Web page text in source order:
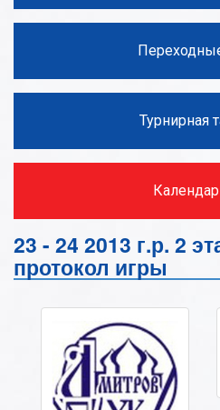
Турнирная
23 - 24 2013 г.р. 2
протокол игры